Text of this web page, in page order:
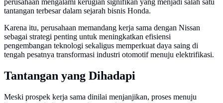
perusahaan mengalami kerugian signifikan yang menjadi salah satu
tantangan terbesar dalam sejarah bisnis Honda.
Karena itu, perusahaan memandang kerja sama dengan Nissan
sebagai strategi penting untuk meningkatkan efisiensi
pengembangan teknologi sekaligus memperkuat daya saing di
tengah pesatnya transformasi industri otomotif menuju elektrifikasi.
Tantangan yang Dihadapi
Meski prospek kerja sama dinilai menjanjikan, proses menuju